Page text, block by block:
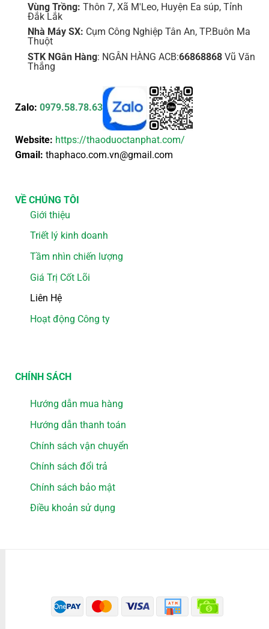
Vùng Trồng: Thôn 7, Xã M'Leo, Huyện Ea súp, Tỉnh
Đắk Lắk
Nhà Máy SX: Cụm Công Nghiệp Tân An, TP.Buôn Ma
Thuột
STK NGân Hàng: NGÂN HÀNG ACB:66868868Vũ Văn
Thắng
Zalo: 0979.58.78.63
Website: https://thaoduoctanphat.com/
Gmail: thaphaco.com.vn@gmail.com
VỀ CHÚNG TÔI
Giới thiệu
Triết lý kinh doanh
Tầm nhìn chiến lượng
Giá Trị Cốt Lõi
Liên Hệ
Hoạt động Công ty
CHÍNH SÁCH
Hướng dẫn mua hàng
Hướng dẫn thanh toán
Chính sách vận chuyển
Chính sách đổi trả
Chính sách bảo mật
Điều khoản sử dụng